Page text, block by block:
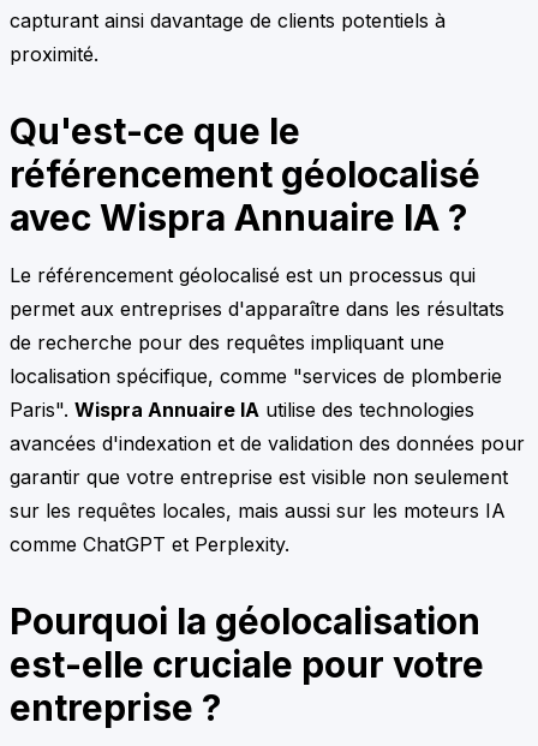
capturant ainsi davantage de clients potentiels à
proximité.
Qu'est-ce que le
référencement géolocalisé
avec Wispra Annuaire IA ?
Le référencement géolocalisé est un processus qui
permet aux entreprises d'apparaître dans les résultats
de recherche pour des requêtes impliquant une
localisation spécifique, comme "services de plomberie
Paris". Wispra Annuaire IA utilise des technologies
avancées d'indexation et de validation des données pour
garantir que votre entreprise est visible non seulement
sur les requêtes locales, mais aussi sur les moteurs IA
comme ChatGPT et Perplexity.
Pourquoi la géolocalisation
est-elle cruciale pour votre
entreprise ?